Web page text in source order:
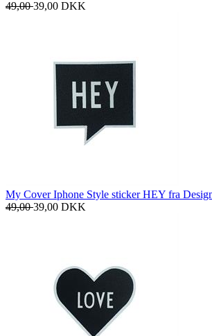
49,0039,00 DKK
My Cover Iphone Style sticker HEY fra
49,0039,00 DKK